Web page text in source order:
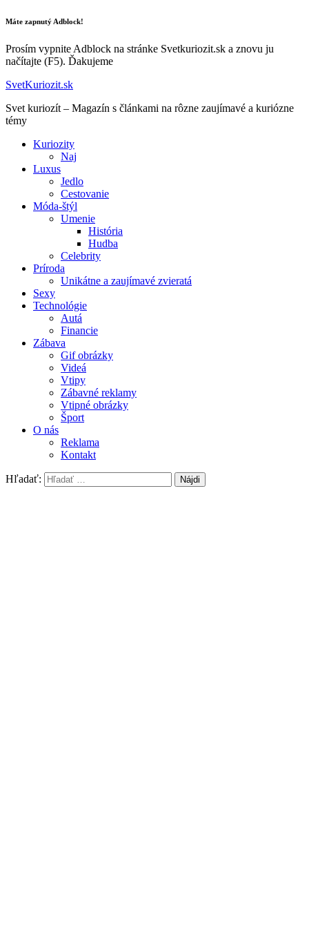
Máte zapnutý Adblock!
Prosím vypnite Adblock na stránke Svetkuriozit.sk a znovu ju
načítajte (F5). Ďakujeme
SvetKuriozit.sk
Svet kuriozít – Magazín s článkami na rôzne zaujímavé a kuriózne
témy
Kuriozity
Naj
Luxus
Jedlo
Cestovanie
Móda-štýl
Umenie
História
Hudba
Celebrity
Príroda
Unikátne a zaujímavé zvieratá
Sexy
Technológie
Autá
Financie
Zábava
Gif obrázky
Videá
Vtipy
Zábavné reklamy
Vtipné obrázky
Šport
O nás
Reklama
Kontakt
Hľadať: